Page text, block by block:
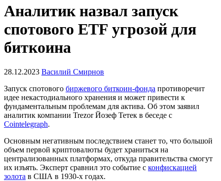
Аналитик назвал запуск
спотового ETF угрозой для
биткоина
28.12.2023 Василий Смирнов
Запуск спотового биржевого биткоин-фонда противоречит
идее некастодиального хранения и может привести к
фундаментальным проблемам для актива. Об этом заявил
аналитик компании Trezor Йозеф Тетек в беседе с
Cointelegraph.
Основным негативным последствием станет то, что большой
объем первой криптовалюты будет храниться на
централизованных платформах, откуда правительства смогут
их изъять. Эксперт сравнил это событие с конфискацией
золота в США в 1930-х годах.